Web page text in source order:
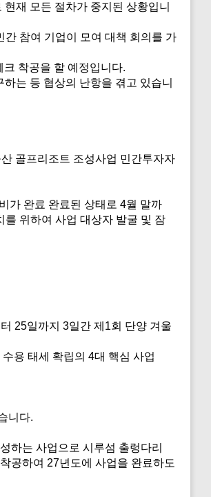
재 모든 절차가 중지된 상황입니
참여 기업이 모여 대책 회의를 가
착공을 할 예정입니다.
는 등 협상의 난항을 겪고 있습니
골프리조트 조성사업 민간투자자
가 완료 완료된 상태로 4월 말까
위하여 사업 대상자 발굴 및 잠
25일까지 3일간 제1회 단양 겨울
용 태세 확립의 4대 핵심 사업
니다.
하는 사업으로 시루섬 출렁다리
공하여 27년도에 사업을 완료하도